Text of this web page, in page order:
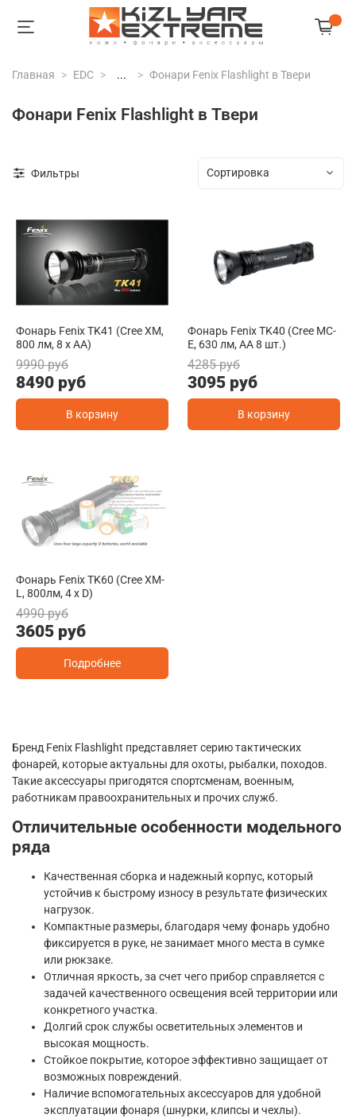
Главная EDC ... Фонари Fenix Flashlight в Твери
Фонари Fenix Flashlight в Твери
Фильтры
Фонарь Fenix TK41 (Cree XM,
800 лм, 8 х АА)
9990 руб
8490 руб
В корзину
Фонарь Fenix TK40 (Cree MC-
E, 630 лм, AA 8 шт.)
4285 руб
3095 руб
В корзину
Фонарь Fenix TK60 (Cree XM-
L, 800лм, 4 x D)
4990 руб
3605 руб
Подробнее
Бренд Fenix Flashlight представляет серию тактических
фонарей, которые актуальны для охоты, рыбалки, походов.
Такие аксессуары пригодятся спортсменам, военным,
работникам правоохранительных и прочих служб.
Отличительные особенности модельного
ряда
Качественная сборка и надежный корпус, который
устойчив к быстрому износу в результате физических
нагрузок.
Компактные размеры, благодаря чему фонарь удобно
фиксируется в руке, не занимает много места в сумке
или рюкзаке.
Отличная яркость, за счет чего прибор справляется с
задачей качественного освещения всей территории или
конкретного участка.
Долгий срок службы осветительных элементов и
высокая мощность.
Стойкое покрытие, которое эффективно защищает от
возможных повреждений.
Наличие вспомогательных аксессуаров для удобной
эксплуатации фонаря (шнурки, клипсы и чехлы).